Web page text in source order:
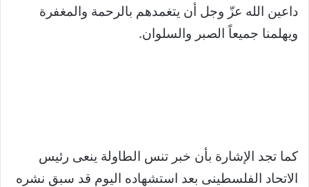
داعين الله عزّ وجل أن يتغمدهم بالرحمة والمغفرة
ويهلمنا جميعاً الصبر والسلوان.
كما تجد الإشارة بأن خبر تنس الطاولة ينعى رئيس
الاتحاد الفلسطينى بعد استشهاده اليوم قد سبق نشره